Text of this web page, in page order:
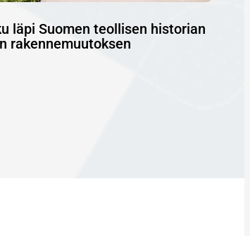
läpi Suomen teollisen historian
rakennemuutoksen